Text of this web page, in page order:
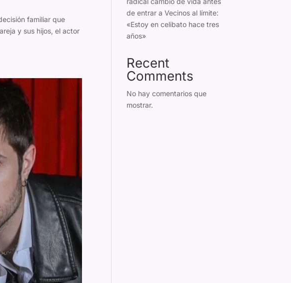
familiar que
y sus hijos, el actor
de entrar a Vecinos al límite:
«Estoy en celibato hace tres
años»
Recent
Comments
No hay comentarios que
mostrar.